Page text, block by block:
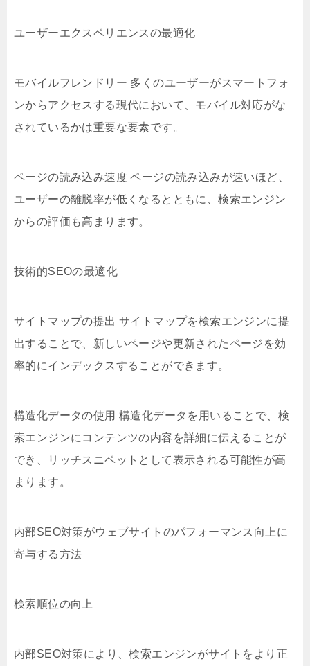
ユーザーエクスペリエンスの最適化
モバイルフレンドリー 多くのユーザーがスマートフォ
ンからアクセスする現代において、モバイル対応がな
されているかは重要な要素です。
ページの読み込み速度 ページの読み込みが速いほど、
ユーザーの離脱率が低くなるとともに、検索エンジン
からの評価も高まります。
技術的SEOの最適化
サイトマップの提出 サイトマップを検索エンジンに提
出することで、新しいページや更新されたページを効
率的にインデックスすることができます。
構造化データの使用 構造化データを用いることで、検
索エンジンにコンテンツの内容を詳細に伝えることが
でき、リッチスニペットとして表示される可能性が高
まります。
内部SEO対策がウェブサイトのパフォーマンス向上に
寄与する方法
検索順位の向上
内部SEO対策により、検索エンジンがサイトをより正